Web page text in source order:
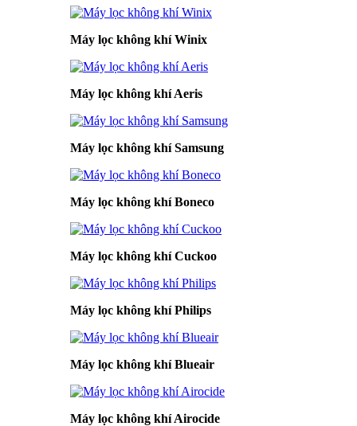
Máy lọc không khí Winix
Máy lọc không khí Aeris
Máy lọc không khí Samsung
Máy lọc không khí Boneco
Máy lọc không khí Cuckoo
Máy lọc không khí Philips
Máy lọc không khí Blueair
Máy lọc không khí Airocide